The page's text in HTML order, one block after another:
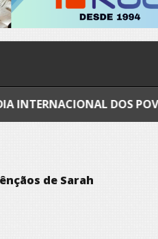
DOS POVOS INDÍGENAS
de Sarah